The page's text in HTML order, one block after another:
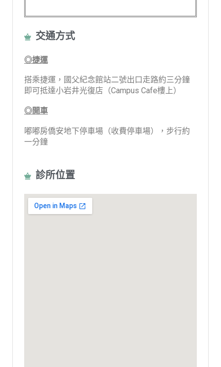
交通方式
◎捷運
搭乘捷運，國父紀念館站二號出口走路約三分鐘
即可抵達小岩井光復店（Campus Cafe樓上）
◎開車
嘟嘟房僑安地下停車場（收費停車場），步行約
一分鐘
診所位置